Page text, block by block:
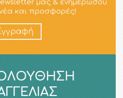
μας & ενημερώσου
και προσφορές!